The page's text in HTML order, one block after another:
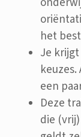
het
Je
een
Deze
die